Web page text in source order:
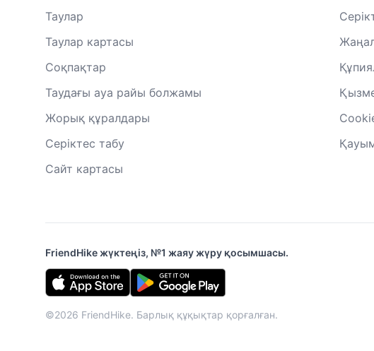
Таулар
Таулар картасы
Соқпақтар
Таудағы ауа райы болжамы
Жорық құралдары
Серіктес табу
Сайт картасы
FriendHike жүктеңіз, №1 жаяу жүру қосымшасы.
©2026 FriendHike. Барлық құқықтар қорғалған.